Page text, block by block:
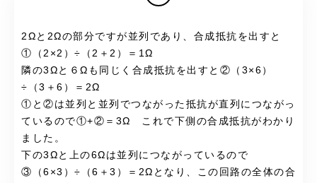
2Ωと2Ωの部分ですが並列であり、合成抵抗を出すと
①（2×2）÷（2＋2）＝1Ω
隣の3Ωと６Ωも同じく合成抵抗を出すと②（3×6）
÷（3＋6）＝2Ω
①と②は並列と並列でつながった抵抗が直列につながっ
ているので①+②＝3Ω これで下側の合成抵抗がわかり
ました。
下の3Ωと上の6Ωは並列につながっているので
③（6×3）÷（6＋3）＝2Ωとなり、この回路の全体の合